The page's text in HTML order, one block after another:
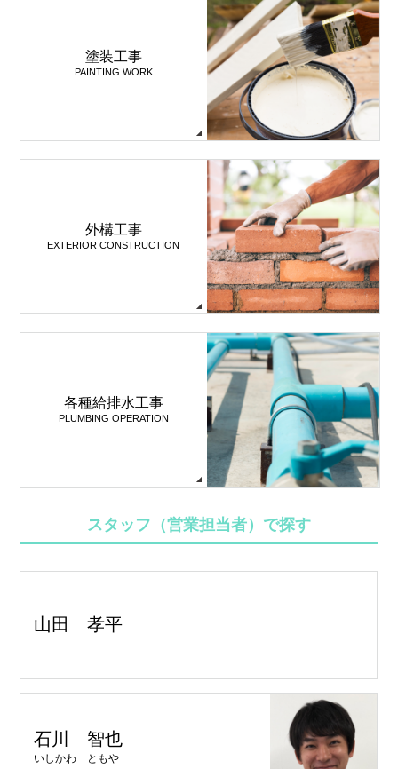
塗装工事
PAINTING WORK
外構工事
EXTERIOR CONSTRUCTION
各種給排水工事
PLUMBING OPERATION
スタッフ（営業担当者）で探す
山田 孝平
石川 智也
いしかわ ともや